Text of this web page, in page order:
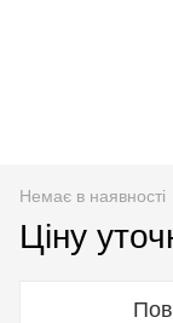
Немає в наявності
Ціну